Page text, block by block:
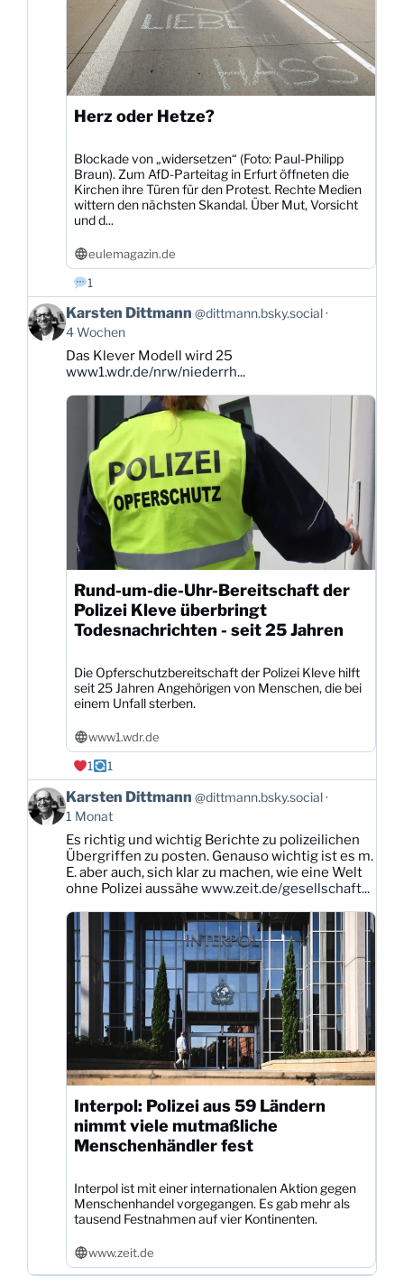
Herz oder Hetze?
Blockade von „widersetzen“ (Foto: Paul-Philipp
Braun). Zum AfD-Parteitag in Erfurt öffneten die
Kirchen ihre Türen für den Protest. Rechte Medien
wittern den nächsten Skandal. Über Mut, Vorsicht
und d...
eulemagazin.de
1
Beitrag
von
Karsten
Dittmann
Bluesky
Karsten Dittmann @dittmann.bsky.social
4 Wochen
Das Klever Modell wird 25
www1.wdr.de/nrw/niederrh...
Rund-um-die-Uhr-Bereitschaft der
Polizei Kleve überbringt
Todesnachrichten - seit 25 Jahren
Die Opferschutzbereitschaft der Polizei Kleve hilft
seit 25 Jahren Angehörigen von Menschen, die bei
einem Unfall sterben.
www1.wdr.de
1
1
Beitrag
von
Karsten
Dittmann
Bluesky
ansehen
Karsten Dittmann @dittmann.bsky.social
1 Monat
Es richtig und wichtig Berichte zu polizeilichen
Übergriffen zu posten. Genauso wichtig ist es m.
E. aber auch, sich klar zu machen, wie eine Welt
ohne Polizei aussähe www.zeit.de/gesellschaft...
Interpol: Polizei aus 59 Ländern
nimmt viele mutmaßliche
Menschenhändler fest
Interpol ist mit einer internationalen Aktion gegen
Menschenhandel vorgegangen. Es gab mehr als
tausend Festnahmen auf vier Kontinenten.
www.zeit.de